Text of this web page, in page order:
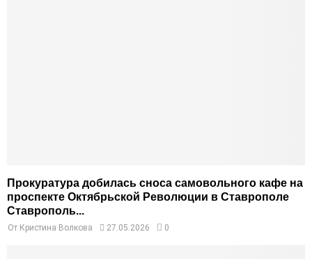
Прокуратура добилась сноса самовольного кафе на
проспекте Октябрьской Революции в Ставрополе
Ставрополь...
От Кристина Волкова 27.05.2026 0